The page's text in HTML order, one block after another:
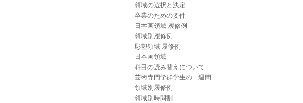
領域の選択と決定
卒業のための要件
日本画領域 履修例
領域別履修例
彫塑領域 履修例
日本画領域
科目の読み替えについて
芸術専門学群学生の一週間
領域別履修例
領域別時間割